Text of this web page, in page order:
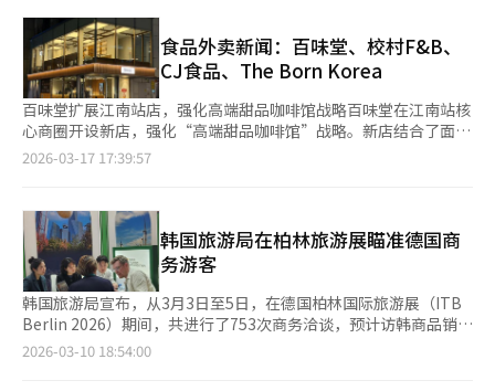
学博物馆与越南党书记夫人吴芳丽进行了交流。丽夫人称赞她穿奥
黛的照片像越南少女，金惠京则回应去年丽夫人穿韩服的样子更
美。 两人在馆长的陪同下，参观了展示越南54个民族传统文化和
生活的文物和模型。金惠京还应丽夫人要求，详细介绍了韩屋的爱
房和公寓厨房等空间，并提到Netflix动画电影《K-pop恶魔猎人》
中角色戴的斗笠。 她们还观看了越南著名的水上木偶剧，演出最
后，穿奥黛和韩服的木偶共舞，象征两国的和谐。 两位夫人就两
国文化合作和人员交流等共同关心的话题交换了意见，并与博物馆
统通过社交媒体感谢奥黛礼物。青瓦台第二秘书室在Instagram上
发布：“感谢丽夫人赠送的珍贵礼物，粉色奥黛展现了越南的独特
美丽，感谢您传递的温暖心意。” ※ 本报道经人工智能（AI）系
统翻译与编辑。
言论提出质疑。他在2022年总统选举期间将尹锡悦候选人比
作“伊藤博文”，将李在明候选人比作“安重根”，并将选举称
为“与亲日派的对决”，引发多次争议。此外，他在曹国前法务部
长的妻子郑敬心教授被判有罪后，发表支持言论，称其“走在耶稣
的道路上”，引发社会反响。文广研作为文化和旅游政策的研究机
构，要求高度的专业性和政治中立性。任命一位公开表达特定政治
倾向的人士为该机构负责人是否合适，引发批评。崔辉英文体部部
长提出的“创新和飞跃”理由难以消除“报恩任命”的标签。未
政策的方向。黄教益对“韩食全球化”等饮食文化表现出浓厚兴
趣。其任命可能导致文广研的研究方向偏向K美食等特定领域，但
也可能通过大众化视角拓展K文化的外延。其次是研究机构的独立
性问题。国策研究机构的负责人由总统亲信担任，可能损害研究的
客观性和中立性。黄教益能否摆脱过去的政治色彩，展现平衡的领
导力，将是关键。此次任命象征性地展示了李在明政府的任命风
格，再次确认了重视“代码”和“信任”而非专业性的倾向。黄教
益未来如何领导文广研，将决定此次任命是被视为“突破性的实用
以春季和济州为主题，提供六种茶，包括调配茶和绿茶，以及韩式
特色菜，最后以时令水果制成的甜品收尾。 茶会每周四上午11点
和下午3点举行，四月的美食会将在24日上午11点30分和下午3点
举行。可通过Naver和Catch Table预约。 新世界百货韩食研究所
所长韩熙贞表示：“我们将继续策划和推出多样化的项目，以向国
内外客户推广韩国传统饮食文化。”※ 本报道经人工智能（AI）系
统翻译与编辑。
食品外卖新闻：百味堂、校村F&B、
CJ食品、The Born Korea
百味堂扩展江南站店，强化高端甜品咖啡馆战略百味堂在江南站核
心商圈开设新店，强化“高端甜品咖啡馆”战略。新店结合了面包
和健康甜品，扩展了菜单。百味堂宣布在江南站附近的钟楼大厦2
品，包括两种酸面包开放式吐司（枫糖浆&黄油、覆盆子&意大利
乳清干酪）和四种派（蛋挞、胡桃派、香蕉奶油派、草莓芝士
派），以及两种可颂（大黄覆盆子、黑芝麻）。同时，还销售使
用‘Bulgaris希腊酸奶’的两种酸奶杯（枫糖坚果、蓝莓椰子）。
开业纪念促销活动将进行至31日，购买Heizmiel面包8种或酸奶杯
2种的顾客可享受每件产品50%折扣的美式咖啡或拿铁优惠。百味
堂计划于17日开设现代百货新村店，位于百货地下1层食品区，预
计吸引百货顾客和地铁流动人口。百味堂总经理闵俊延表示：“通
2026-03-17 17:39:57
韩国旅游局在柏林旅游展瞄准德国商
务游客
韩国旅游局宣布，从3月3日至5日，在德国柏林国际旅游展（ITB
Berlin 2026）期间，共进行了753次商务洽谈，预计访韩商品销售
额约为335亿韩元。ITB是全球最大规模的旅游B2B展会，今年有
2026-03-10 18:54:00